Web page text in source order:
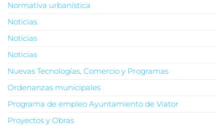
Normativa urbanística
Noticias
Noticias
Noticias
Nuevas Tecnologías, Comercio y Programas
Ordenanzas municipales
Programa de empleo Ayuntamiento de Viator
Proyectos y Obras